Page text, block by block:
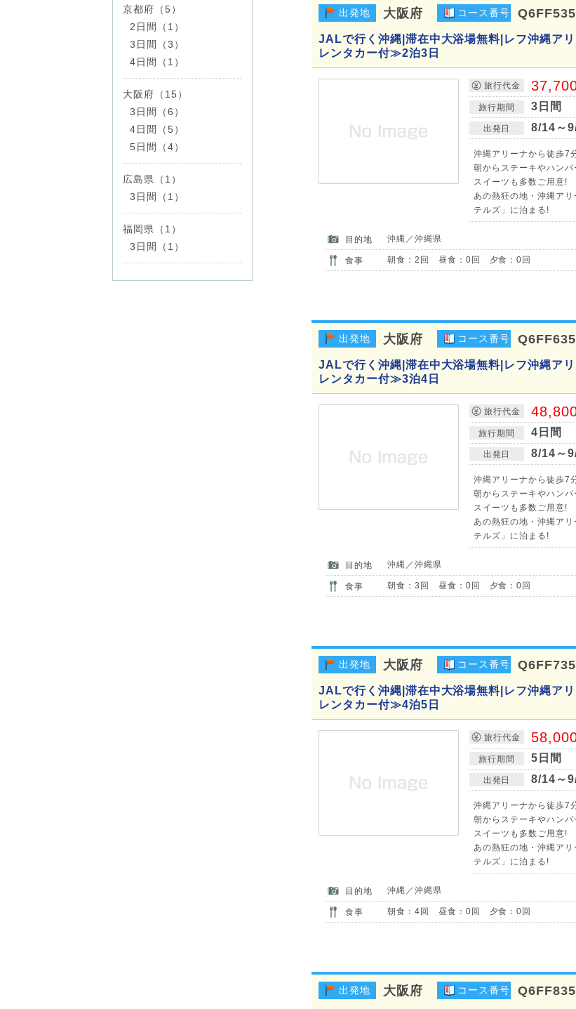
出発地 大阪府 コース番号 Q6FF535
JALで行く沖縄|滞在中大浴場無料|レフ沖縄ア
レンタカー付≫2泊3日
旅行代金
旅行期間 3日間
出発日 8/14～
沖縄アリーナから徒歩7
朝からステーキやハン
スイーツも多数ご用意!
あの熱狂の地・沖縄ア
テルズ」に泊まる!
目的地 沖縄／沖縄県
食事 朝食：2回 昼食：0回 夕食：0回
出発地 大阪府 コース番号 Q6FF635
JALで行く沖縄|滞在中大浴場無料|レフ沖縄ア
レンタカー付≫3泊4日
旅行代金
旅行期間 4日間
出発日 8/14～
沖縄アリーナから徒歩7
朝からステーキやハン
スイーツも多数ご用意!
あの熱狂の地・沖縄ア
テルズ」に泊まる!
目的地 沖縄／沖縄県
食事 朝食：3回 昼食：0回 夕食：0回
出発地 大阪府 コース番号 Q6FF735
JALで行く沖縄|滞在中大浴場無料|レフ沖縄ア
レンタカー付≫4泊5日
旅行代金
旅行期間 5日間
出発日 8/14～
沖縄アリーナから徒歩7
朝からステーキやハン
スイーツも多数ご用意!
あの熱狂の地・沖縄ア
テルズ」に泊まる!
目的地 沖縄／沖縄県
食事 朝食：4回 昼食：0回 夕食：0回
出発地 大阪府 コース番号 Q6FF835
京都府（5）
2日間（1）
3日間（3）
4日間（1）
大阪府（15）
3日間（6）
4日間（5）
5日間（4）
広島県（1）
3日間（1）
福岡県（1）
3日間（1）